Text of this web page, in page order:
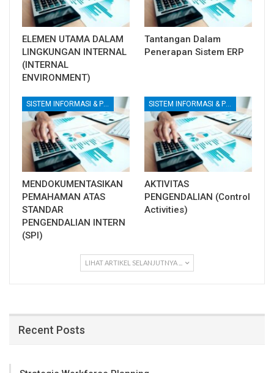
ELEMEN UTAMA DALAM
LINGKUNGAN INTERNAL
(INTERNAL
ENVIRONMENT)
Tantangan Dalam
Penerapan Sistem ERP
SISTEM INFORMASI & PENGENDALIAN INTERNAL
MENDOKUMENTASIKAN
PEMAHAMAN ATAS
STANDAR
PENGENDALIAN INTERN
(SPI)
SISTEM INFORMASI & PENGENDALIAN INTERNAL
AKTIVITAS
PENGENDALIAN (Control
Activities)
LIHAT ARTIKEL SELANJUTNYA ...
Recent Posts